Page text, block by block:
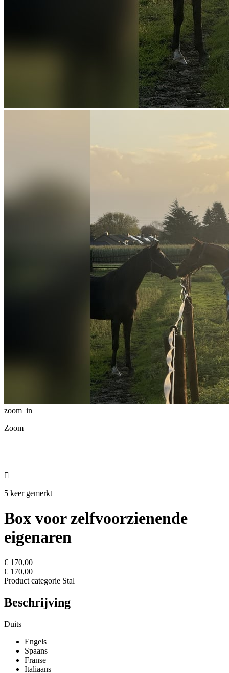
zoom_in
Zoom

5 keer gemerkt
Box voor zelfvoorzienende
eigenaren
€ 170,00
€ 170,00
Product categorie Stal
Beschrijving
Duits
Engels
Spaans
Franse
Italiaans